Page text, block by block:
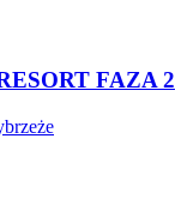
FAZA 2